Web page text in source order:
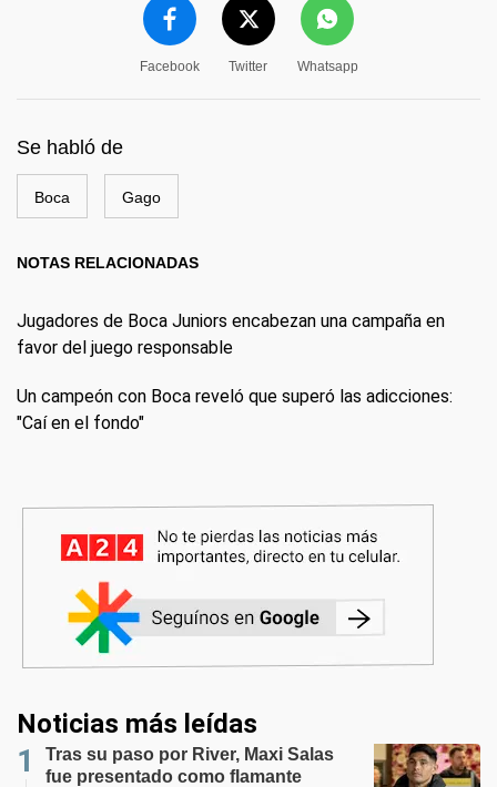
Facebook Twitter Whatsapp
Se habló de
Boca Gago
NOTAS RELACIONADAS
Jugadores de Boca Juniors encabezan una campaña en
favor del juego responsable
Un campeón con Boca reveló que superó las adicciones:
"Caí en el fondo"
Noticias más leídas
Tras su paso por River, Maxi Salas
fue presentado como flamante